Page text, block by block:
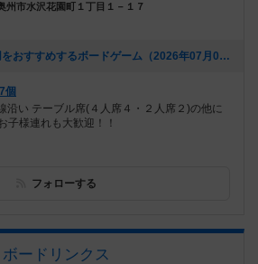
州市水沢花園町１丁目１－１７
[NEW] ご予約でのご利用をおすすめするボードゲーム（2026年07月04日 11時59分）
個
い テーブル席(４人席４・２人席２)の他に
子様連れも大歓迎！！
フォローする
ボードリンクス